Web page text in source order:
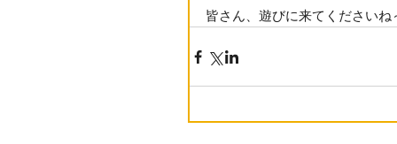
皆さん、遊びに来てくださいね